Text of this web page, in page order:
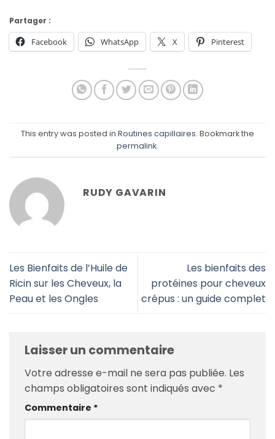
Partager :
Facebook WhatsApp X Pinterest
This entry was posted in Routines capillaires. Bookmark the
permalink.
RUDY GAVARIN
Les Bienfaits de l’Huile de
Ricin sur les Cheveux, la
Peau et les Ongles
Les bienfaits des
protéines pour cheveux
crépus : un guide complet
Laisser un commentaire
Votre adresse e-mail ne sera pas publiée. Les
champs obligatoires sont indiqués avec *
Commentaire *